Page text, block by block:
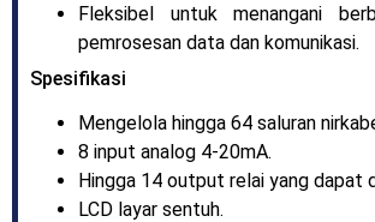
Fleksibel untuk menangani
pemrosesan data dan komunikasi.
Spesifikasi
Mengelola hingga 64 saluran
8 input analog 4-20mA.
Hingga 14 output relai yang dapat
LCD layar sentuh.